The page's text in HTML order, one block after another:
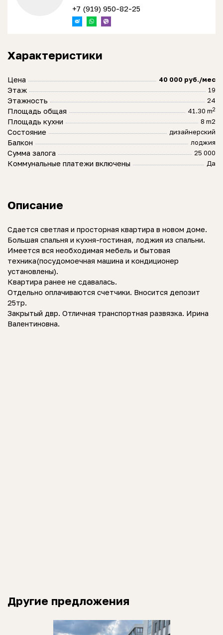
+7 (919) 950-82-25
Характеристики
Цена 40 000 руб./мес
Этаж 19
Этажность 24
Площадь общая 41.30 m2
Площадь кухни 8 m2
Состояние дизайнерский
Балкон лоджия
Сумма залога 25 000
Коммунальные платежи включены Да
Описание
Сдается светлая и просторная квартира в новом доме.
Большая спальня и кухня-гостиная, лоджия из спальни.
Имеется вся необходимая мебель и бытовая
техника(посудомоечная машина и кондиционер
установлены).
Квартира ранее не сдавалась.
Отдельно оплачиваются счетчики. Вносится депозит
25тр.
Закрытый двр. Отличная транспортная развязка. Ирина
Валентиновна.
Другие предложения